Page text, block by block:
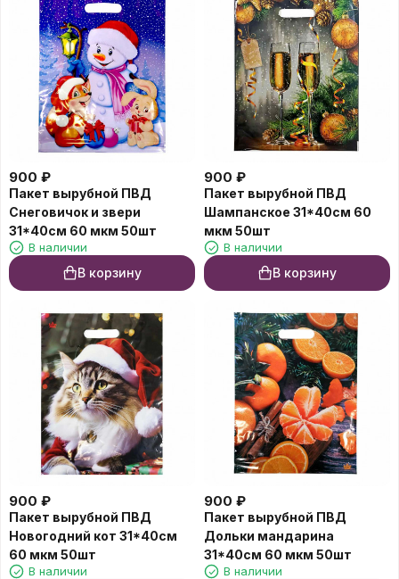
900 ₽
Пакет вырубной ПВД
Снеговичок и звери
31*40см 60 мкм 50шт
В наличии
В корзину
900 ₽
Пакет вырубной ПВД
Шампанское 31*40см 60
мкм 50шт
В наличии
В корзину
900 ₽
Пакет вырубной ПВД
Новогодний кот 31*40см
60 мкм 50шт
В наличии
900 ₽
Пакет вырубной ПВД
Дольки мандарина
31*40см 60 мкм 50шт
В наличии